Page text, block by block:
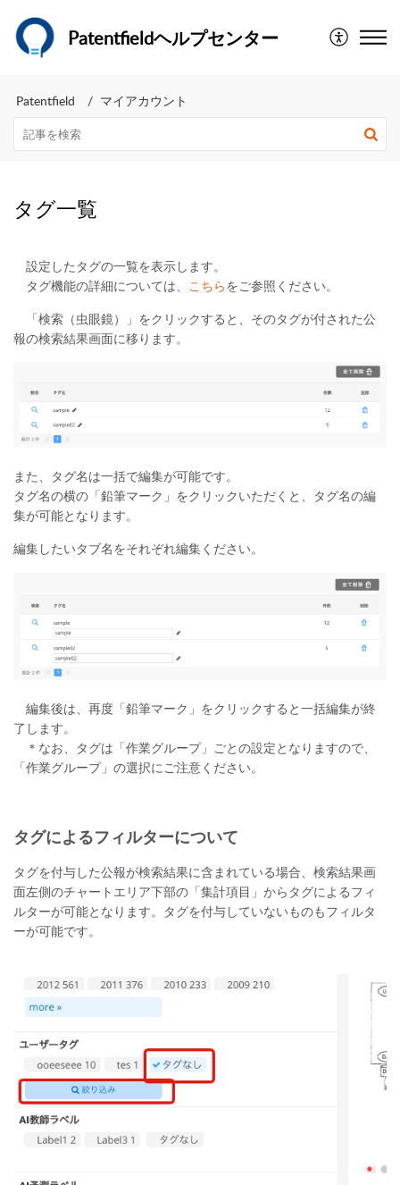
Patentfieldヘルプセンター
Patentfield マイアカウント
タグ一覧
設定したタグの一覧を表示します。
タグ機能の詳細については、 こちらをご参照ください。
「検索（虫眼鏡）」をクリックすると、そのタグが付された公
報の検索結果画面に移ります。
また、タグ名は一括で編集が可能です。
タグ名の横の「鉛筆マーク」をクリックいただくと、タグ名の編
集が可能となります。
編集したいタブ名をそれぞれ編集ください。
編集後は、再度「鉛筆マーク」をクリックすると一括編集が終
了します。
＊なお、タグは「作業グループ」ごとの設定となりますので、
「作業グループ」の選択にご注意ください。
タグによるフィルターについて
タグを付与した公報が検索結果に含まれている場合、検索結果画
面左側のチャートエリア下部の「集計項目」からタグによるフィ
ルターが可能となります。タグを付与していないものもフィルタ
ーが可能です。